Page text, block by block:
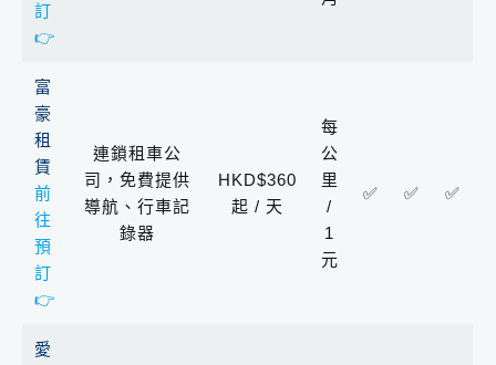
訂
👉
富
豪
租
賃
前
往
預
訂
👉
連鎖租車公
司，免費提供
導航、行車記
錄器
HKD$360
起 / 天
每
公
里
/
1
元
✅ ✅ ✅
愛